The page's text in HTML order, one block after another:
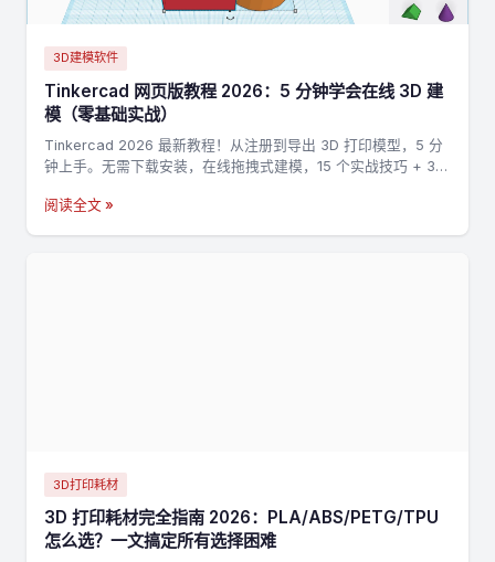
3D建模软件
Tinkercad 网页版教程 2026：5 分钟学会在线 3D 建
模（零基础实战）
Tinkercad 2026 最新教程！从注册到导出 3D 打印模型，5 分
钟上手。无需下载安装，在线拖拽式建模，15 个实战技巧 + 3
阅读全文 »
3D打印耗材
3D 打印耗材完全指南 2026：PLA/ABS/PETG/TPU
怎么选？一文搞定所有选择困难